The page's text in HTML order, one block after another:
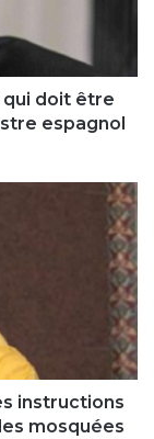
qui doit être
espagnol
instructions
mosquées